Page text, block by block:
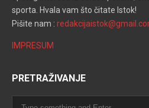
sporta. Hvala vam što čitate Istok!
Pišite nam :
IMPRESUM
PRETRAŽIVANJE